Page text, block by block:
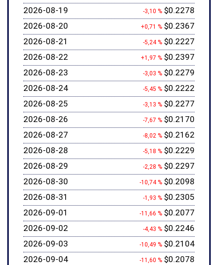
2026-08-19
-3,10 % $0.2278
2026-08-20
+0,71 % $0.2367
2026-08-21
-5,24 % $0.2227
2026-08-22
+1,97 % $0.2397
2026-08-23
-3,03 % $0.2279
2026-08-24
-5,45 % $0.2222
2026-08-25
-3,13 % $0.2277
2026-08-26
-7,67 % $0.2170
2026-08-27
-8,02 % $0.2162
2026-08-28
-5,18 % $0.2229
2026-08-29
-2,28 % $0.2297
2026-08-30
-10,74 % $0.2098
2026-08-31
-1,93 % $0.2305
2026-09-01
-11,66 % $0.2077
2026-09-02
-4,43 % $0.2246
2026-09-03
-10,49 % $0.2104
2026-09-04
-11,60 % $0.2078